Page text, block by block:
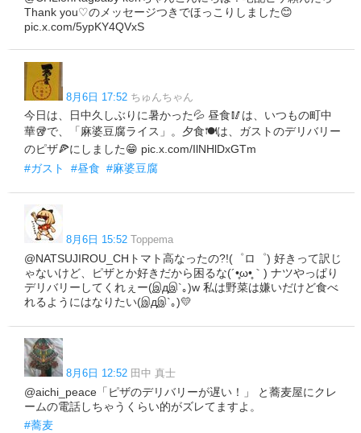
Thank you♡のメッセージつきでほっこりしました😊
pic.x.com/5ypKY4QVxS
8月6日 17:52 ちゅんちゃん
今日は、日中久しぶりに暑かった💦 昼食🥢は、いつもの町中
華🥡で、「麻婆豆腐ライス」。夕食🍽️は、ガストのデリバリー
のピザ🍕にしました😁 pic.x.com/IlNHlDxGTm
#ガスト
#昼食 #麻婆豆腐
8月6日 15:52 Toppema
@NATSUJIROU_CHトマト高なったの?!(゜ロ゜) 好きって訳じ
ゃないけど、ピザとか好きだから困るな(´•̥ω•̥｀) ナツやっぱり
デリバリーしてくれぇー(இдஇ`｡)w 私は野菜は嫌いだけど食べ
れるようにはなりたい(இдஇ`｡)💛
8月6日 12:52 田中 真士
@aichi_peace「ピザのデリバリーが遅い！」 と蕎麦屋にクレ
ームの電話しちゃうくらい的がズレてますよ。
#蕎麦